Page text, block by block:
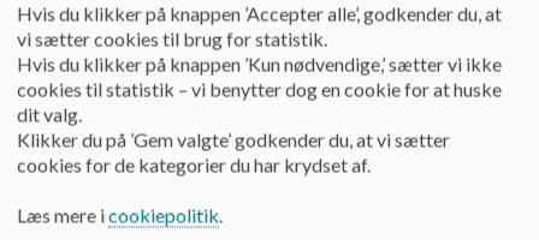
Friluftsliv
I dette valgfag oplever man naturen gennem friluftsliv!
Og i netop dette valgfag har eleverne og læreren god
mulighed for at forme undervisningen sammen. Her skal man
også kommer på en tredages kanotur til foråret.
Hvis du klikker på knappen ’Accepter alle’, godkender du, at
vi sætter cookies til brug for statistik.
Hvis du klikker på knappen ’Kun nødvendige,’ sætter vi ikke
cookies til statistik – vi benytter dog en cookie for at huske
dit valg.
Klikker du på ’Gem valgte’ godkender du, at vi sætter
cookies for de kategorier du har krydset af.
Læs mere icookiepolitik.